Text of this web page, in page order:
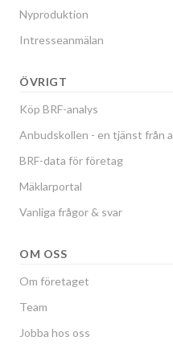
Nyproduktion
Intresseanmälan
ÖVRIGT
Köp BRF-analys
Anbudskollen - en tjänst från
BRF-data för företag
Mäklarportal
Vanliga frågor & svar
OM OSS
Om företaget
Team
Jobba hos oss